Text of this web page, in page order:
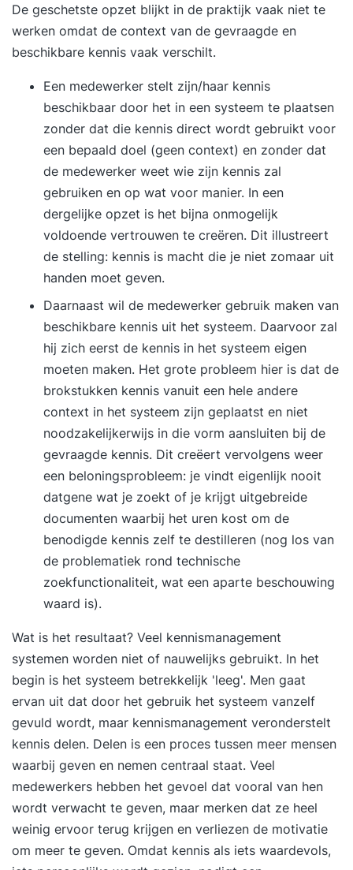
De geschetste opzet blijkt in de praktijk vaak niet te
werken omdat de context van de gevraagde en
beschikbare kennis vaak verschilt.
Een medewerker stelt zijn/haar kennis
beschikbaar door het in een systeem te plaatsen
zonder dat die kennis direct wordt gebruikt voor
een bepaald doel (geen context) en zonder dat
de medewerker weet wie zijn kennis zal
gebruiken en op wat voor manier. In een
dergelijke opzet is het bijna onmogelijk
voldoende vertrouwen te creëren. Dit illustreert
de stelling: kennis is macht die je niet zomaar uit
handen moet geven.
Daarnaast wil de medewerker gebruik maken van
beschikbare kennis uit het systeem. Daarvoor zal
hij zich eerst de kennis in het systeem eigen
moeten maken. Het grote probleem hier is dat de
brokstukken kennis vanuit een hele andere
context in het systeem zijn geplaatst en niet
noodzakelijkerwijs in die vorm aansluiten bij de
gevraagde kennis. Dit creëert vervolgens weer
een beloningsprobleem: je vindt eigenlijk nooit
datgene wat je zoekt of je krijgt uitgebreide
documenten waarbij het uren kost om de
benodigde kennis zelf te destilleren (nog los van
de problematiek rond technische
zoekfunctionaliteit, wat een aparte beschouwing
waard is).
Wat is het resultaat? Veel kennismanagement
systemen worden niet of nauwelijks gebruikt. In het
begin is het systeem betrekkelijk 'leeg'. Men gaat
ervan uit dat door het gebruik het systeem vanzelf
gevuld wordt, maar kennismanagement veronderstelt
kennis delen. Delen is een proces tussen meer mensen
waarbij geven en nemen centraal staat. Veel
medewerkers hebben het gevoel dat vooral van hen
wordt verwacht te geven, maar merken dat ze heel
weinig ervoor terug krijgen en verliezen de motivatie
om meer te geven. Omdat kennis als iets waardevols,